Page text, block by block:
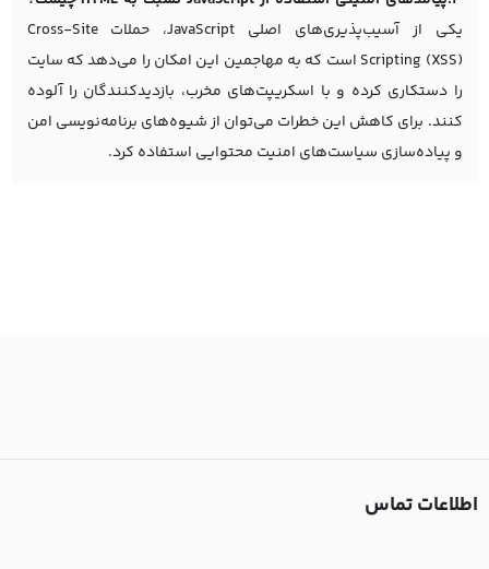
یکی از آسیب‌پذیری‌های اصلی JavaScript، حملات Cross-Site
Scripting (XSS) است که به مهاجمین این امکان را می‌دهد که سایت
را دستکاری کرده و با اسکریپت‌های مخرب، بازدیدکنندگان را آلوده
کنند. برای کاهش این خطرات می‌توان از شیوه‌های برنامه‌نویسی امن
و پیاده‌سازی سیاست‌های امنیت محتوایی استفاده کرد.
اطلاعات تماس